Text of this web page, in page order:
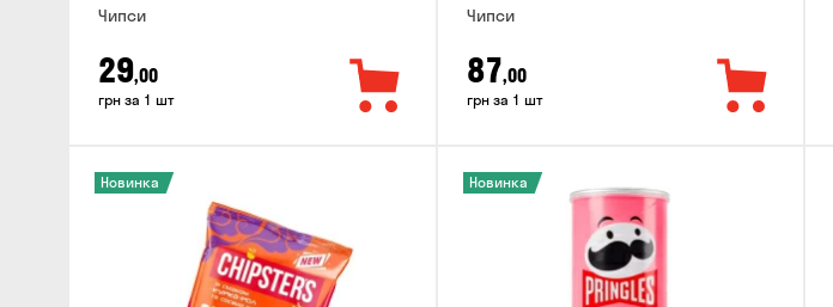
Чипси
29,00
грн за 1 шт
Чипси
87,00
грн за 1 шт
Новинка Новинка